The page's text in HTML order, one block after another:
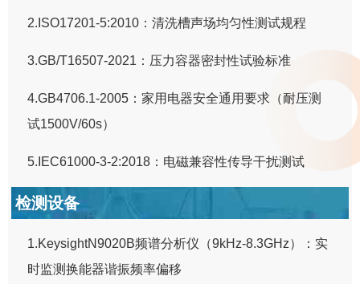
2.ISO17201-5:2010：清洗槽声场均匀性测试规程
3.GB/T16507-2021：压力容器密封性试验标准
4.GB4706.1-2005：家用电器安全通用要求（耐压测
试1500V/60s）
5.IEC61000-3-2:2018：电磁兼容性传导干扰测试
检测设备
1.KeysightN9020B频谱分析仪（9kHz-8.3GHz）：实
时监测换能器谐振频率偏移